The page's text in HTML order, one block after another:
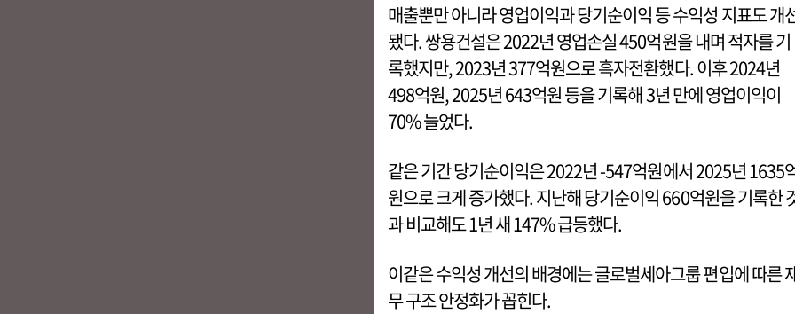
매출뿐만 아니라 영업이익과 당기순이익 등 수익성 지표도 개
됐다. 쌍용건설은 2022년 영업손실 450억원을 내며 적자를 기
록했지만, 2023년 377억원으로 흑자전환했다. 이후 2024년
498억원, 2025년 643억원 등을 기록해 3년 만에 영업이익이
70% 늘었다.
같은 기간 당기순이익은 2022년 -547억원에서 2025년 1635
원으로 크게 증가했다. 지난해 당기순이익 660억원을 기록한
과 비교해도 1년 새 147% 급등했다.
이같은 수익성 개선의 배경에는 글로벌세아그룹 편입에 따른
무 구조 안정화가 꼽힌다.